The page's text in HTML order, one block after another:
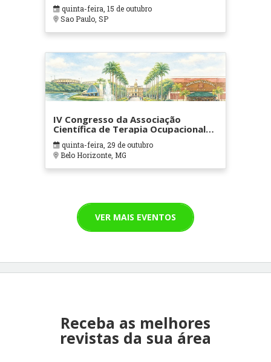
quinta-feira, 15 de outubro
Sao Paulo, SP
IV Congresso da Associação
Científica de Terapia Ocupacional
em Contextos Hospitalares e
Cuidados Paliativos - ATOHOSP
quinta-feira, 29 de outubro
Belo Horizonte, MG
VER MAIS EVENTOS
Receba as melhores
revistas da sua área